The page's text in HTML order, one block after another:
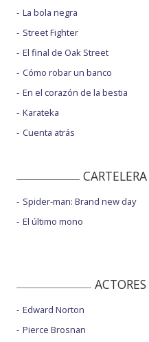
La bola negra
Street Fighter
El final de Oak Street
Cómo robar un banco
En el corazón de la bestia
Karateka
Cuenta atrás
Spider-man: Brand new day
El último mono
Edward Norton
Pierce Brosnan